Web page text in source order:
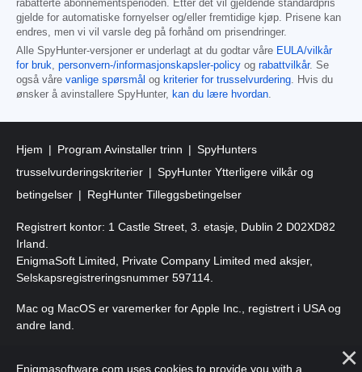
rabatterte abonnementsperioden. Etter det vil gjeldende standardpris
gjelde for automatiske fornyelser og/eller fremtidige kjøp. Prisene kan
endres, men vi vil varsle deg på forhånd om prisendringer.
Alle SpyHunter-versjoner er underlagt at du godtar våre EULA/vilkår
for bruk
personvern-/informasjonskapsler-policy og rabattvilkår. Se
også våre vanlige spørsmål og kriterier for trusselvurdering . Hvis du
ønsker å avinstallere SpyHunter,
kan du lære hvordan
Hjem Program Avinstaller trinn
SpyHunters
trusselvurderingskriterier
SpyHunter Ytterligere vilkår og
betingelser
RegHunter Tilleggsbetingelser
Registrert kontor: 1 Castle Street, 3. etasje, Dublin 2 D02XD82
Irland.
EnigmaSoft Limited, Private Company Limited med aksjer,
Selskapsregistreringsnummer 597114.
Mac og MacOS er varemerker for Apple Inc., registrert i USA og
andre land.
Enigmasoftware.com uses cookies to provide you with a